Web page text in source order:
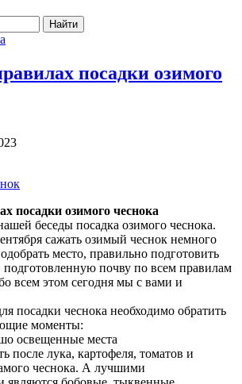
Найти
посадки озимого
посадки озимого чеснока
беседы посадка озимого чеснока.
сажать озимый чеснок немного
место, правильно подготовить
подготовленную почву по всем правилам
всем этом сегодня мы с вами и
посадки чеснока необходимо обратить
моменты:
освещенные места
после лука, картофеля, томатов и
чеснока. А лучшими